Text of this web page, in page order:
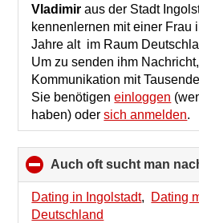
Vladimir aus der Stadt
kennenlernen mit einer Frau
Jahre alt im Raum
Um zu senden ihm
Kommunikation mit
Sie benötigeneinloggen
haben) odersich anmelden.
Auch oft sucht man
Dating in Ingolstadt, Dating
Deutschland